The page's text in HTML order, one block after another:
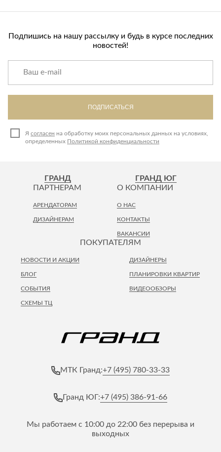
Подпишись на нашу рассылку и будь в курсе последних
новостей!
ПОДПИСАТЬСЯ
Я согласен на обработку моих персональных данных на условиях,
определенных Политикой конфиденциальности
ГРАНД ГРАНД ЮГ
ПОКУПАТЕЛЯМ
НОВОСТИ И АКЦИИ
ПЛАНИРОВКИ КВАРТИР
ВИДЕООБЗОРЫ
БЛОГ
СОБЫТИЯ
СХЕМЫ ТЦ
ДИЗАЙНЕРЫ
ПАРТНЕРАМ
АРЕНДАТОРАМ
ДИЗАЙНЕРАМ
О КОМПАНИИ
О НАС
КОНТАКТЫ
ВАКАНСИИ
МТК Гранд:+7 (495) 780-33-33
Гранд ЮГ:+7 (495) 386-91-66
Мы работаем с 10:00 до 22:00 без перерыва и
выходных